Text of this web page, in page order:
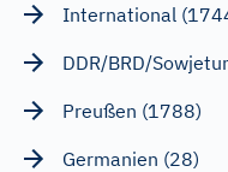
International
DDR/BRD/
Preußen (1788)
Germanien (28)